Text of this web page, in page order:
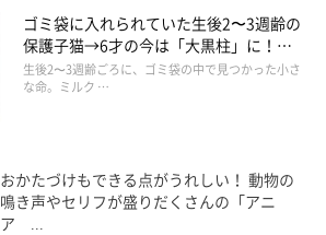
ゴミ袋に入れられていた生後2〜3週齢の
保護子猫→6才の今は「大黒柱」に！
美しい黒猫に成長した姿にグッとくる
生後2〜3週齢ごろに、ゴミ袋の中で見つかった小さ
な命。ミルク …
おかたづけもできる点がうれしい！ 動物の
鳴き声やセリフが盛りだくさんの「アニ
ア ...